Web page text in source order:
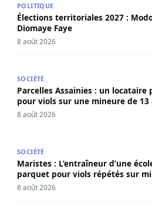
POLITIQUE
Élections territoriales 2027 :
Diomaye Faye
8 août 2026
SOCIÉTÉ
Parcelles Assainies : un locataire
pour viols sur une mineure de 13
8 août 2026
SOCIÉTÉ
Maristes : L’entraîneur d’une
parquet pour viols répétés sur
8 août 2026